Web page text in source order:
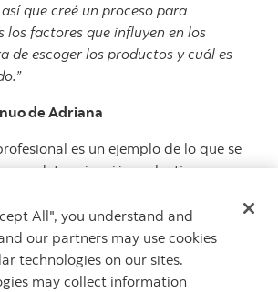
que creé un proceso para
factores que influyen en los
de escoger los productos y cuál es
de Adriana
es un ejemplo de lo que se
con determinación, valentía y un
de inspiración a todos,
el Mes de la Herencia
en el que celebramos la diversidad
de personas como ella.
All", you understand and
our partners may use cookies
technologies on our sites.
may collect information